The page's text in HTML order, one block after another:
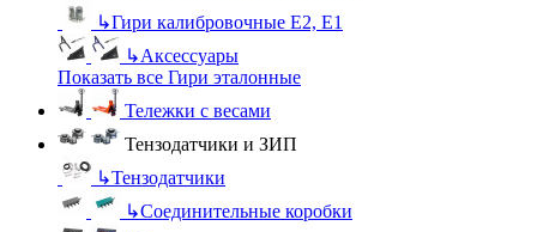
↳Гири калибровочные E2, Е1
↳Аксессуары
Показать все Гири эталонные
Тележки с весами
Тензодатчики и ЗИП
↳Тензодатчики
↳Соединительные коробки